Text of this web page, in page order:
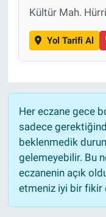
Kültür Mah.
Yol Tarifi Al
Her eczane gece
sadece
beklenmedik
gelemeyebilir. Bu
eczanenin açık
etmeniz iyi bir fikir